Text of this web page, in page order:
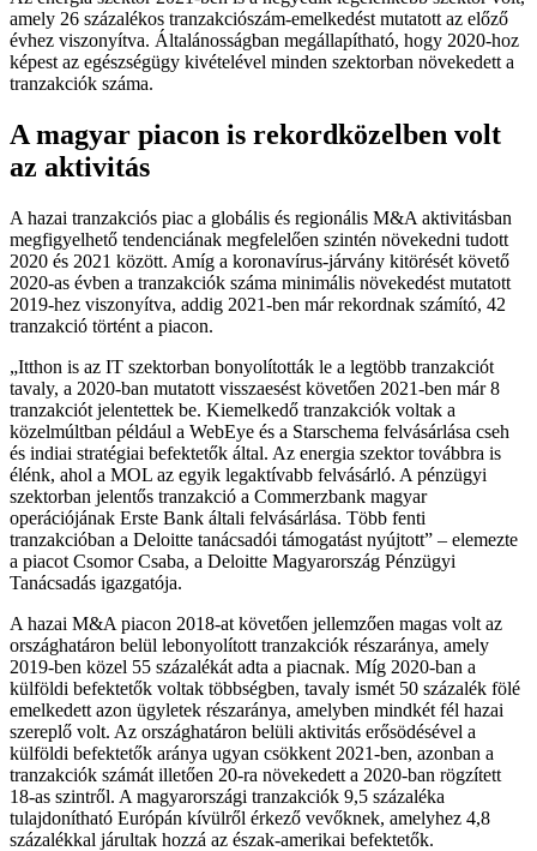
amely 26 százalékos tranzakciószám-emelkedést mutatott az előző
évhez viszonyítva. Általánosságban megállapítható, hogy 2020-hoz
képest az egészségügy kivételével minden szektorban növekedett a
tranzakciók száma.
A magyar piacon is rekordközelben volt
az aktivitás
A hazai tranzakciós piac a globális és regionális M&A aktivitásban
megfigyelhető tendenciának megfelelően szintén növekedni tudott
2020 és 2021 között. Amíg a koronavírus-járvány kitörését követő
2020-as évben a tranzakciók száma minimális növekedést mutatott
2019-hez viszonyítva, addig 2021-ben már rekordnak számító, 42
tranzakció történt a piacon.
Itthon is az IT szektorban bonyolították le a legtöbb tranzakciót
tavaly, a 2020-ban mutatott visszaesést követően 2021-ben már 8
tranzakciót jelentettek be. Kiemelkedő tranzakciók voltak a
közelmúltban például a WebEye és a Starschema felvásárlása cseh
és indiai stratégiai befektetők által. Az energia szektor továbbra is
élénk, ahol a MOL az egyik legaktívabb felvásárló. A pénzügyi
szektorban jelentős tranzakció a Commerzbank magyar
operációjának Erste Bank általi felvásárlása. Több fenti
tranzakcióban a Deloitte tanácsadói támogatást nyújtott
– elemezte
a piacot Csomor Csaba, a Deloitte Magyarország Pénzügyi
Tanácsadás igazgatója.
A hazai M&A piacon 2018-at követően jellemzően magas volt az
országhatáron belül lebonyolított tranzakciók részaránya, amely
2019-ben közel 55 százalékát adta a piacnak. Míg 2020-ban a
külföldi befektetők voltak többségben, tavaly ismét 50 százalék fölé
emelkedett azon ügyletek részaránya, amelyben mindkét fél hazai
szereplő volt. Az országhatáron belüli aktivitás erősödésével a
külföldi befektetők aránya ugyan csökkent 2021-ben, azonban a
tranzakciók számát illetően 20-ra növekedett a 2020-ban rögzített
18-as szintről. A magyarországi tranzakciók 9,5 százaléka
tulajdonítható Európán kívülről érkező vevőknek, amelyhez 4,8
százalékkal járultak hozzá az észak-amerikai befektetők.